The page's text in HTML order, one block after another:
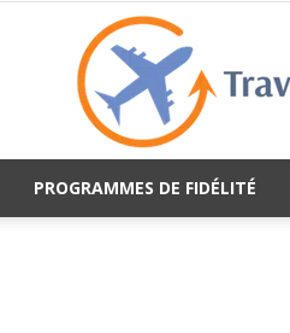
PROGRAMMES DE FIDÉLITÉ